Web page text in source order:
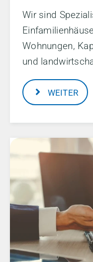
Wir sind
Wohnungen,
und
WEITER